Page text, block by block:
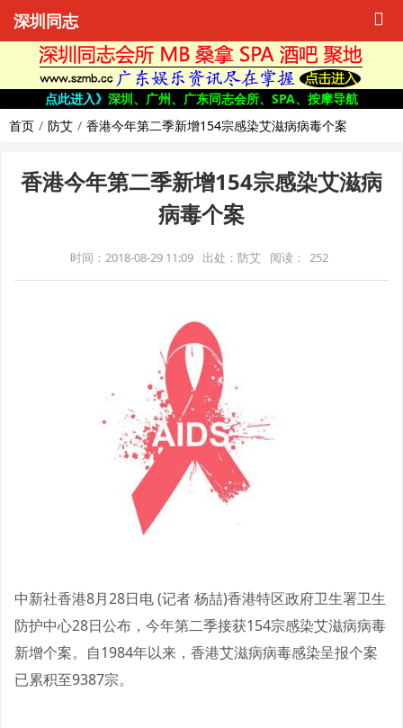
深圳同志
点此进入》 深圳、广州、广东同志会所、SPA、按摩导航
首页
防艾 香港今年第二季新增154宗感染艾滋病病毒个案
香港今年第二季新增154宗感染艾滋病
病毒个案
时间：2018-08-29 11:09 出处：防艾 阅读： 252
中新社香港8月28日电 (记者 杨喆)香港特区政府卫生署卫生
防护中心28日公布，今年第二季接获154宗感染艾滋病病毒
新增个案。自1984年以来，香港艾滋病病毒感染呈报个案
已累积至9387宗。